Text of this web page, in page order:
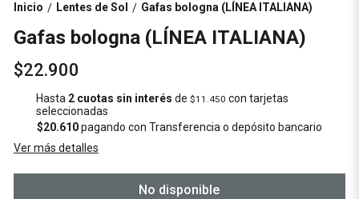
Inicio / Lentes de Sol / Gafas bologna (LÍNEA ITALIANA)
Gafas bologna (LÍNEA ITALIANA)
$22.900
Hasta 2 cuotas sin interés de $11.450 con tarjetas
seleccionadas
$20.610pagando con Transferencia o depósito bancario
Ver más detalles
No disponible